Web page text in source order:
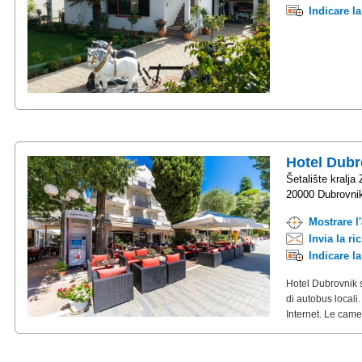
Indicare
Hotel
Šetalište kralja
20000
Mostrare
Invia la
Indicare
Hotel Dubrovnik
di autobus
Internet. Le